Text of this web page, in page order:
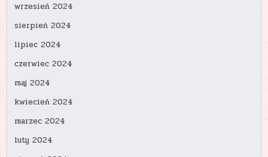
wrzesień 2024
sierpień 2024
lipiec 2024
czerwiec 2024
maj 2024
kwiecień 2024
marzec 2024
luty 2024